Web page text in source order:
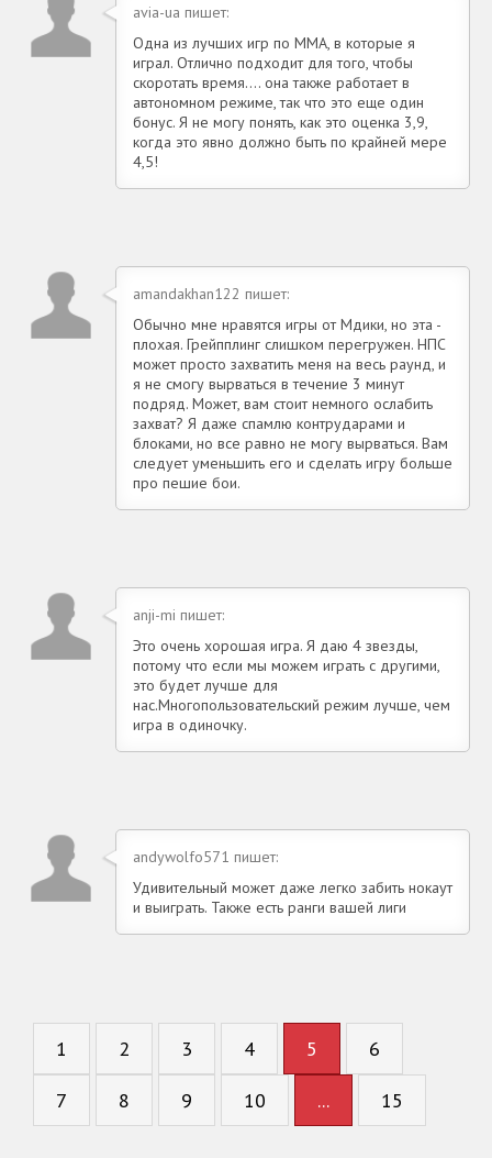
avia-ua пишет:
Одна из лучших игр по ММА, в которые я
играл. Отлично подходит для того, чтобы
скоротать время.... она также работает в
автономном режиме, так что это еще один
бонус. Я не могу понять, как это оценка 3,9,
когда это явно должно быть по крайней мере
4,5!
amandakhan122 пишет:
Обычно мне нравятся игры от Мдики, но эта -
плохая. Грейпплинг слишком перегружен. НПС
может просто захватить меня на весь раунд, и
я не смогу вырваться в течение 3 минут
подряд. Может, вам стоит немного ослабить
захват? Я даже спамлю контрударами и
блоками, но все равно не могу вырваться. Вам
следует уменьшить его и сделать игру больше
про пешие бои.
anji-mi пишет:
Это очень хорошая игра. Я даю 4 звезды,
потому что если мы можем играть с другими,
это будет лучше для
нас.Многопользовательский режим лучше, чем
игра в одиночку.
andywolfo571 пишет:
Удивительный может даже легко забить нокаут
и выиграть. Также есть ранги вашей лиги
1 2 3 4 5 6
7 8 9 10 ... 15